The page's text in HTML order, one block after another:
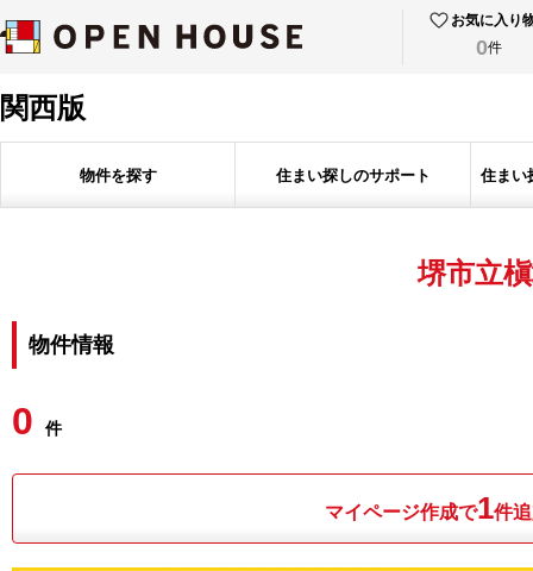
お気に入り
0件
関西版
物件を探す 住まい探しのサポート 住まい
堺市立
物件情報
0 件
マイページ作成で1件追